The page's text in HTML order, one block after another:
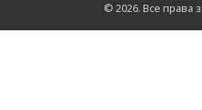
© 2026. Все права